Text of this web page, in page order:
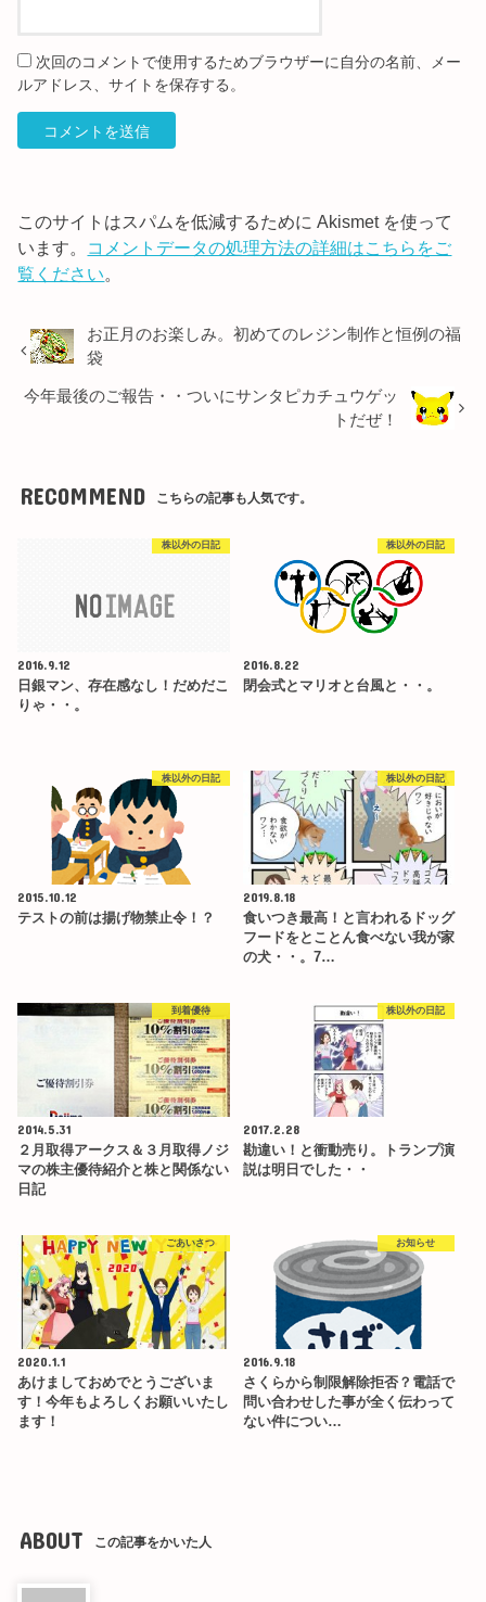
次回のコメントで使用するためブラウザーに自分の名前、メー
ルアドレス、サイトを保存する。
このサイトはスパムを低減するために Akismet を使って
います。 コメントデータの処理方法の詳細はこちらをご
覧ください。
お正月のお楽しみ。初めてのレジン制作と恒例の福
袋
今年最後のご報告・・ついにサンタピカチュウゲッ
トだぜ！
RECOMMEND こちらの記事も人気です。
株以外の日記
2016.9.12
日銀マン、存在感なし！だめだこ
りゃ・・。
株以外の日記
2016.8.22
閉会式とマリオと台風と・・。
株以外の日記
2015.10.12
テストの前は揚げ物禁止令！？
株以外の日記
2019.8.18
食いつき最高！と言われるドッグ
フードをとことん食べない我が家
の犬・・。7…
到着優待
2014.5.31
２月取得アークス＆３月取得ノジ
マの株主優待紹介と株と関係ない
日記
株以外の日記
2017.2.28
勘違い！と衝動売り。トランプ演
説は明日でした・・
ごあいさつ
2020.1.1
あけましておめでとうございま
す！今年もよろしくお願いいたし
ます！
お知らせ
2016.9.18
さくらから制限解除拒否？電話で
問い合わせした事が全く伝わって
ない件につい…
ABOUT この記事をかいた人